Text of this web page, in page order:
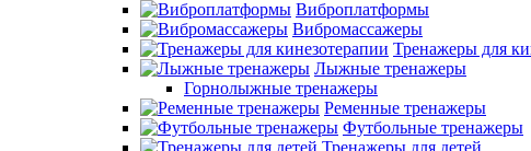
Виброплатформы
Вибромассажеры
Тренажеры для
Лыжные тренажеры
Горнолыжные тренажеры
Ременные тренажеры
Футбольные тренажеры
Тренажеры для детей